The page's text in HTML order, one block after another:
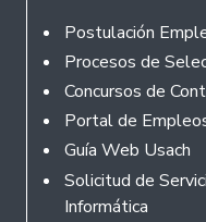
Rodapé
Postulación
Procesos de
Concursos de
Portal de
Guía Web Usach
Solicitud de
Informática